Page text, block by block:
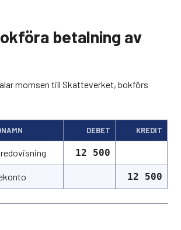
betalning av
momsen till Skatteverket, bokförs
DEBET KREDIT
12 500
12 500